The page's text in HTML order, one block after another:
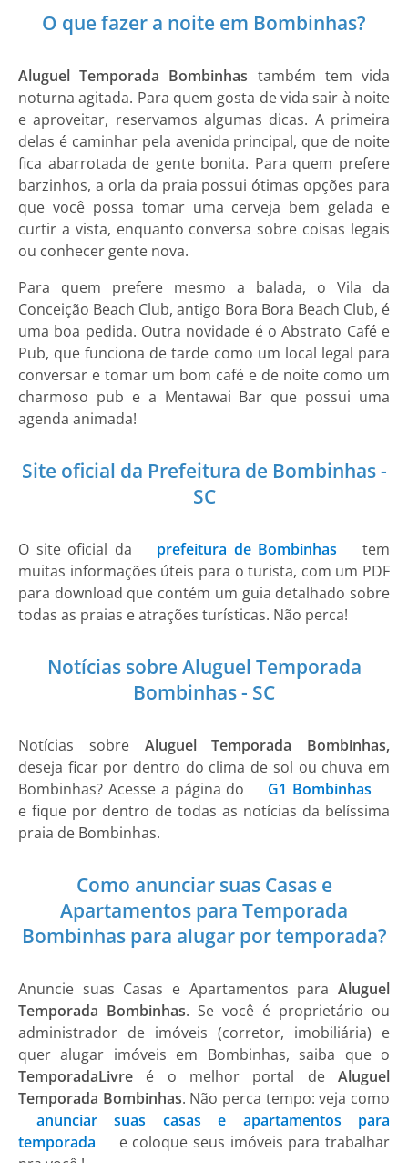
O que fazer a noite em Bombinhas?
Aluguel Temporada Bombinhas também tem vida
noturna agitada. Para quem gosta de vida sair à noite
e aproveitar, reservamos algumas dicas. A primeira
delas é caminhar pela avenida principal, que de noite
fica abarrotada de gente bonita. Para quem prefere
barzinhos, a orla da praia possui ótimas opções para
que você possa tomar uma cerveja bem gelada e
curtir a vista, enquanto conversa sobre coisas legais
ou conhecer gente nova.
Para quem prefere mesmo a balada, o Vila da
Conceição Beach Club, antigo Bora Bora Beach Club, é
uma boa pedida. Outra novidade é o Abstrato Café e
Pub, que funciona de tarde como um local legal para
conversar e tomar um bom café e de noite como um
charmoso pub e a Mentawai Bar que possui uma
agenda animada!
Site oficial da Prefeitura de Bombinhas -
SC
O site oficial da prefeitura de Bombinhas
tem
muitas informações úteis para o turista, com um PDF
para download que contém um guia detalhado sobre
todas as praias e atrações turísticas. Não perca!
Notícias sobre Aluguel Temporada
Bombinhas - SC
Notícias sobre Aluguel Temporada Bombinhas,
deseja ficar por dentro do clima de sol ou chuva em
Bombinhas? Acesse a página do
G1 Bombinhas
e fique por dentro de todas as notícias da belíssima
praia de Bombinhas.
Como anunciar suas Casas e
Apartamentos para Temporada
Bombinhas para alugar por temporada?
Anuncie suas Casas e Apartamentos paraAluguel
Temporada Bombinhas. Se você é proprietário ou
administrador de imóveis (corretor, imobiliária) e
quer alugar imóveis em Bombinhas, saiba que o
TemporadaLivre é o melhor portal de Aluguel
Temporada Bombinhas. Não perca tempo: veja como
anunciar suas casas e apartamentos para
temporada
e coloque seus imóveis para trabalhar